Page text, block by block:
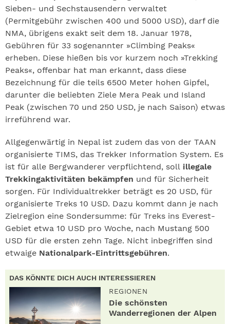
Sieben- und Sechstausendern verwaltet
(Permitgebühr zwischen 400 und 5000 USD), darf die
NMA, übrigens exakt seit dem 18. Januar 1978,
Gebühren für 33 sogenannter »Climbing Peaks«
erheben. Diese hießen bis vor kurzem noch »Trekking
Peaks«, offenbar hat man erkannt, dass diese
Bezeichnung für die teils 6500 Meter hohen Gipfel,
darunter die beliebten Ziele Mera Peak und Island
Peak (zwischen 70 und 250 USD, je nach Saison) etwas
irreführend war.
Allgegenwärtig in Nepal ist zudem das von der TAAN
organisierte TIMS, das Trekker Information System. Es
ist für alle Bergwanderer verpflichtend, soll illegale
Trekkingaktivitäten bekämpfen und für Sicherheit
sorgen. Für Individualtrekker beträgt es 20 USD, für
organisierte Treks 10 USD. Dazu kommt dann je nach
Zielregion eine Sondersumme: für Treks ins Everest-
Gebiet etwa 10 USD pro Woche, nach Mustang 500
USD für die ersten zehn Tage. Nicht inbegriffen sind
etwaige Nationalpark-Eintrittsgebühren.
DAS KÖNNTE DICH AUCH INTERESSIEREN
REGIONEN
Die schönsten
Wanderregionen der Alpen